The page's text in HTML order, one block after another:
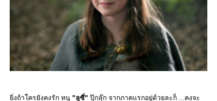
ิ่งถ้าใครยังคงรัก หนู "ลูซี่" ปุ๊กลุ๊ก จากภาคแรกอยู่ด้วยละก็ ...คงจะ